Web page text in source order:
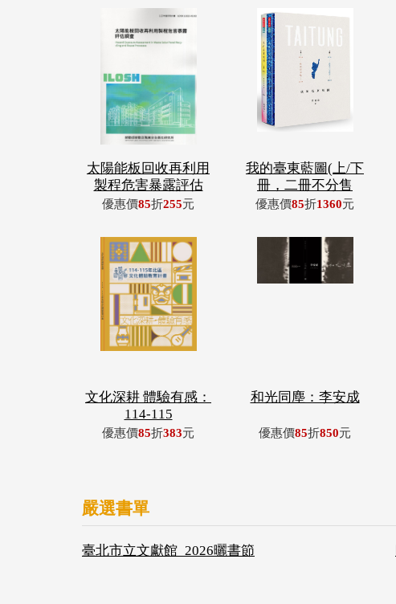
太陽能板回收再利用
製程危害暴露評估
優惠價85折255元
我的臺東藍圖(上/下
冊，二冊不分售
優惠價85折1360元
文化深耕 體驗有感：
114-115
優惠價85折383元
和光同塵：李安成
優惠價85折850元
嚴選書單
臺北市立文獻館_2026曬書節